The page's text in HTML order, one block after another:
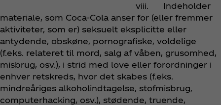
viii. Indeholder
materiale, som Coca‑Cola anser for (eller fremmer
aktiviteter, som er) seksuelt eksplicitte eller
antydende, obskøne, pornografiske, voldelige
(f.eks. relateret til mord, salg af våben, grusomhed,
misbrug, osv.), i strid med love eller forordninger i
enhver retskreds, hvor det skabes (f.eks.
mindreåriges alkoholindtagelse, stofmisbrug,
computerhacking, osv.), stødende, truende,